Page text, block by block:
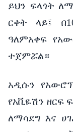
ይህን ፍላጎት
ርቀት
ላይ፤ በ
ዓለምአቀፍ
ተጀምሯል።
አዲሱን
የአቪዬሽን ዘርፍ
ለማሳደግ እና